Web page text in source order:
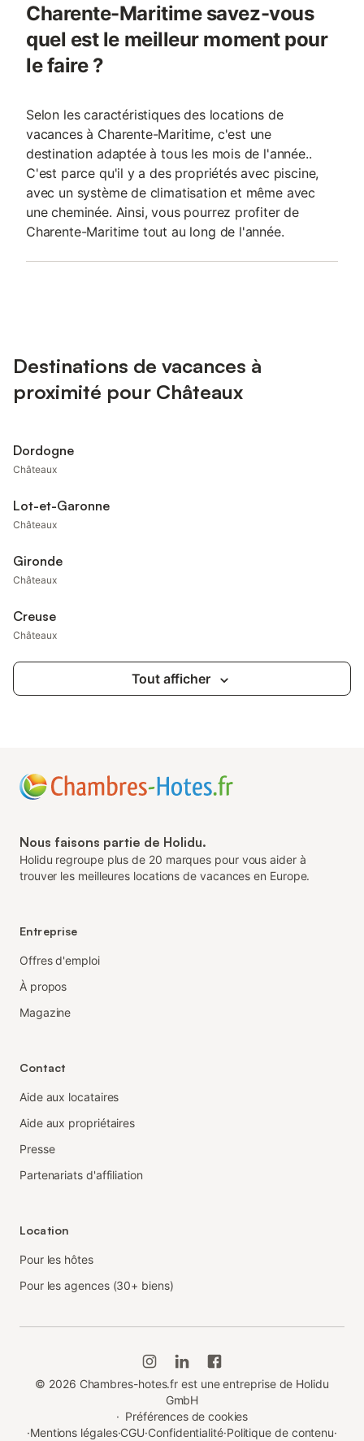
Charente-Maritime savez-vous
quel est le meilleur moment pour
le faire ?
Selon les caractéristiques des locations de
vacances à Charente-Maritime, c'est une
destination adaptée à tous les mois de l'année..
C'est parce qu'il y a des propriétés avec piscine,
avec un système de climatisation et même avec
une cheminée. Ainsi, vous pourrez profiter de
Charente-Maritime tout au long de l'année.
Destinations de vacances à
proximité pour Châteaux
Dordogne
Châteaux
Lot-et-Garonne
Châteaux
Gironde
Châteaux
Creuse
Châteaux
Tout afficher
Nous faisons partie de Holidu.
Holidu regroupe plus de 20 marques pour vous aider à
trouver les meilleures locations de vacances en Europe.
Entreprise
Offres d'emploi
À propos
Magazine
Contact
Aide aux locataires
Aide aux propriétaires
Presse
Partenariats d'affiliation
Location
Pour les hôtes
Pour les agences (30+ biens)
© 2026 Chambres-hotes.fr est une entreprise de Holidu
GmbH
· Préférences de cookies
·Mentions légales·CGU·Confidentialité·Politique de contenu·